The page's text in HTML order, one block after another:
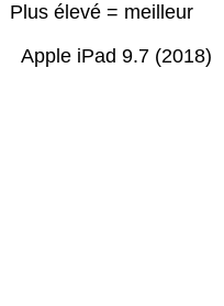
Plus élevé = meilleur
Apple iPad 9.7 (2018)